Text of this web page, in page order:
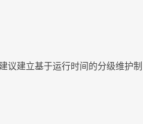
议建立基于运行时间的分级维护制